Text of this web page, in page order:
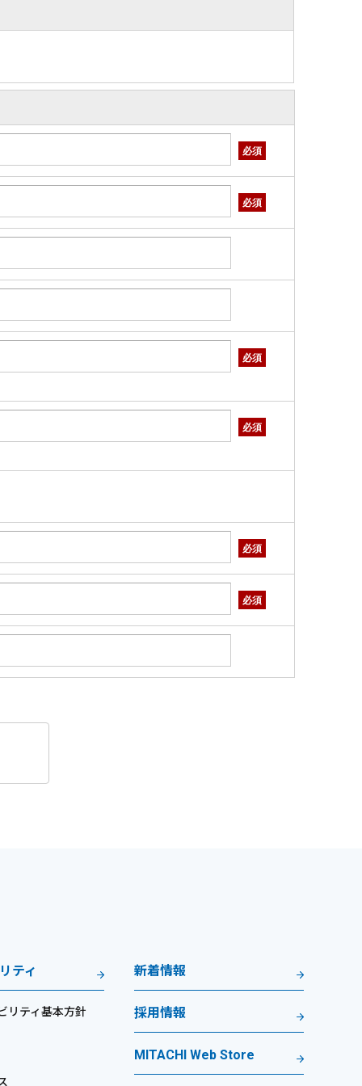
必須
必須
必須
必須
必須
必須
ティ
リティ基本方針
新着情報
採用情報
MITACHI Web Store